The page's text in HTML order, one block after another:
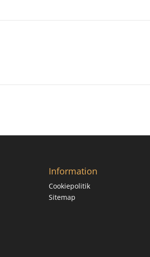
Information
Cookiepolitik
Sitemap